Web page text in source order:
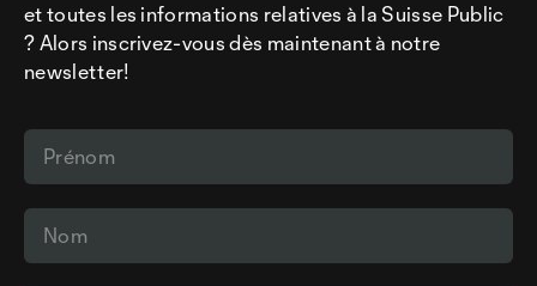
et toutes les informations relatives à la Suisse Public
? Alors inscrivez-vous dès maintenant à notre
newsletter!